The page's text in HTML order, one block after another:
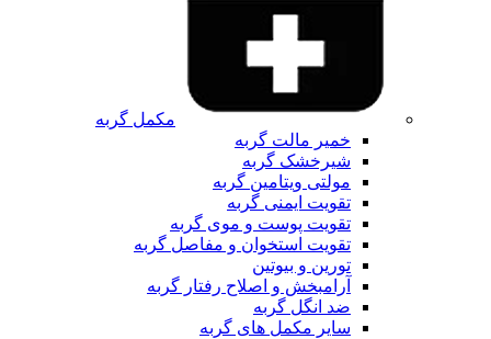
مکمل گربه
خمیر مالت گربه
شیرخشک گربه
مولتی ویتامین گربه
تقویت ایمنی گربه
تقویت پوست و موی گربه
تقویت استخوان و مفاصل گربه
تورین و بیوتین
آرامبخش و اصلاح رفتار گربه
ضد انگل گربه
سایر مکمل های گربه